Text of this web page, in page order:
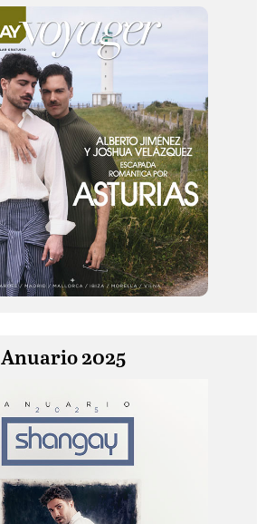
Anuario 2025